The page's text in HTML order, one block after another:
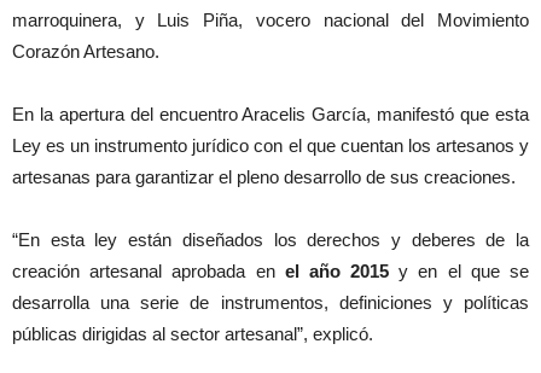
marroquinera, y Luis Piña, vocero nacional del Movimiento
Corazón Artesano.
En la apertura del encuentro Aracelis García, manifestó que esta
Ley es un instrumento jurídico con el que cuentan los artesanos y
artesanas para garantizar el pleno desarrollo de sus creaciones.
“En esta ley están diseñados los derechos y deberes de la
creación artesanal aprobada en el año 2015 y en el que se
desarrolla una serie de instrumentos, definiciones y políticas
públicas dirigidas al sector artesanal”, explicó.